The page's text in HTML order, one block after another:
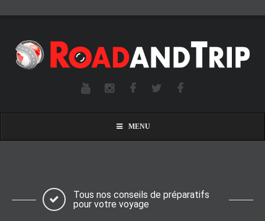
MENU
Tous nos conseils de préparatifs
pour votre voyage